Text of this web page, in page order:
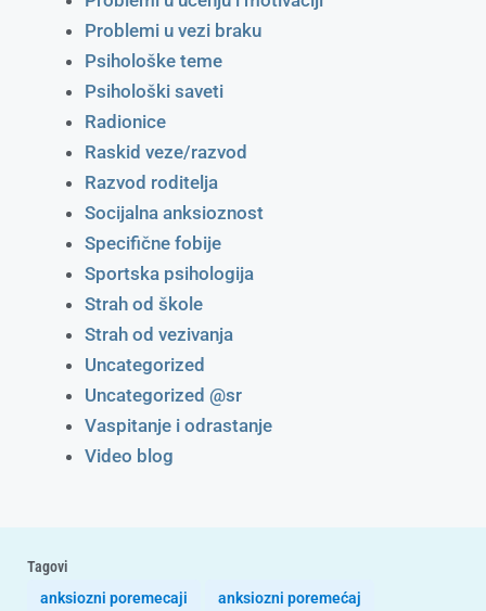
Problemi u vezi braku
Psihološke teme
Psihološki saveti
Radionice
Raskid veze/razvod
Razvod roditelja
Socijalna anksioznost
Specifične fobije
Sportska psihologija
Strah od škole
Strah od vezivanja
Uncategorized
Uncategorized @sr
Vaspitanje i odrastanje
Video blog
Tagovi
anksiozni poremecaji
anksiozni poremećaj